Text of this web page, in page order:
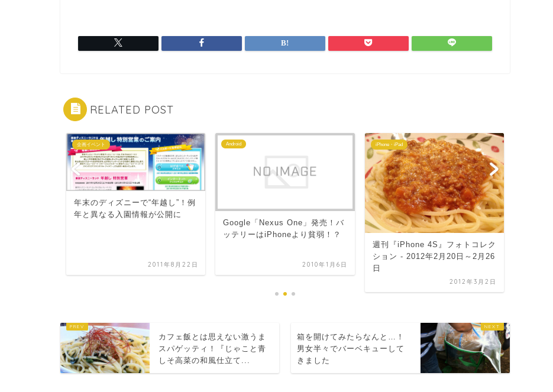
RELATED POST
企画イベント
年末のディズニーで“年越し”！例
年と異なる入園情報が公開に
2011年8月22日
Android
Google「Nexus One」発売！バ
ッテリーはiPhoneより貧弱！？
2010年1月6日
iPhone・iPad
週刊『iPhone 4S』フォトコレク
ション - 2012年2月20日～2月26
日
2012年3月2日
カフェ飯とは思えない激うま
スパゲッティ！『じゃこと青
しそ高菜の和風仕立て...
箱を開けてみたらなんと…！
男女半々でバーベキューして
きました